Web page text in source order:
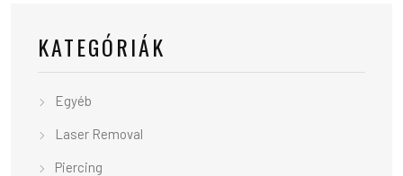
KATEGÓRIÁK
Egyéb
Laser Removal
Piercing